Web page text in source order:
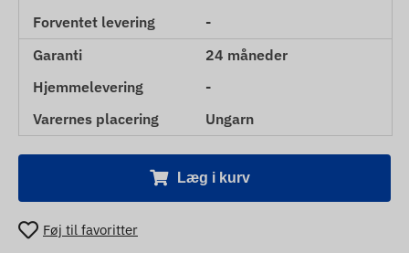
Forventet levering
-
Garanti
24 måneder
Hjemmelevering
-
Varernes placering
Ungarn
Læg i kurv
Føj til favoritter